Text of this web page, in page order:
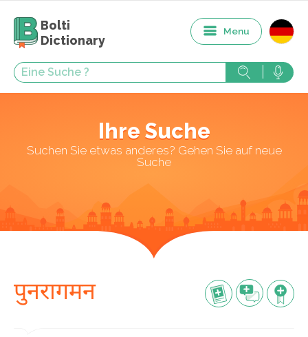
Bolti
Dictionary
Menu
Ihre Suche
Suchen Sie etwas anderes? Gehen Sie auf neue
Suche
पुनरागमन